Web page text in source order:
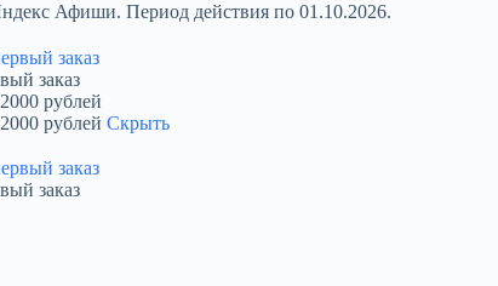
Афиши. Период действия по 01.10.2026.
заказ
рублей
рублей Скрыть
заказ